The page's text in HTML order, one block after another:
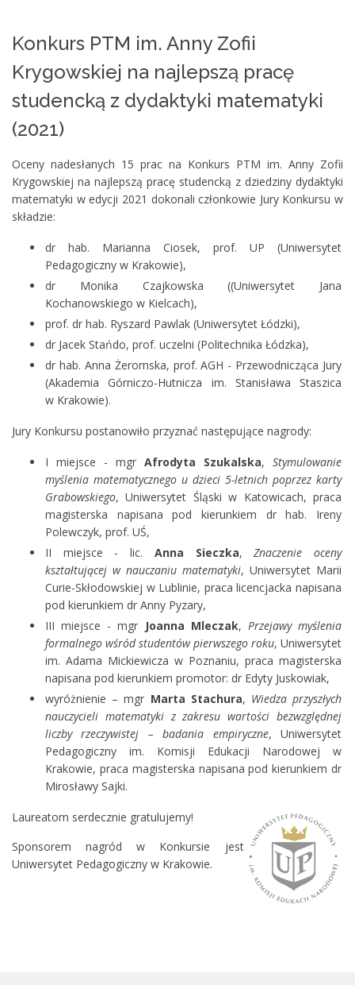
Konkurs PTM im. Anny Zofii
Krygowskiej na najlepszą pracę
studencką z dydaktyki matematyki
(2021)
Oceny nadesłanych 15 prac na Konkurs PTM im. Anny Zofii
Krygowskiej na najlepszą pracę studencką z dziedziny dydaktyki
matematyki w edycji 2021 dokonali członkowie Jury Konkursu w
składzie:
dr hab. Marianna Ciosek, prof. UP (Uniwersytet
Pedagogiczny w Krakowie),
dr Monika Czajkowska ((Uniwersytet Jana
Kochanowskiego w Kielcach),
prof. dr hab. Ryszard Pawlak (Uniwersytet Łódzki),
dr Jacek Stańdo, prof. uczelni (Politechnika Łódzka),
dr hab. Anna Żeromska, prof. AGH - Przewodnicząca Jury
(Akademia Górniczo-Hutnicza im. Stanisława Staszica
w Krakowie).
Jury Konkursu postanowiło przyznać następujące nagrody:
I miejsce - mgr Afrodyta Szukalska, Stymulowanie
myślenia matematycznego u dzieci 5-letnich poprzez karty
Grabowskiego, Uniwersytet Śląski w Katowicach, praca
magisterska napisana pod kierunkiem dr hab. Ireny
Polewczyk, prof. UŚ,
II miejsce - lic. Anna Sieczka,Znaczenie oceny
kształtującej w nauczaniu matematyki, Uniwersytet Marii
Curie-Skłodowskiej w Lublinie, praca licencjacka napisana
pod kierunkiem dr Anny Pyzary,
III miejsce - mgr Joanna Mleczak, Przejawy myślenia
formalnego wśród studentów pierwszego roku, Uniwersytet
im. Adama Mickiewicza w Poznaniu, praca magisterska
napisana pod kierunkiem promotor: dr Edyty Juskowiak,
wyróżnienie – mgr Marta Stachura, Wiedza przyszłych
nauczycieli matematyki z zakresu wartości bezwzględnej
liczby rzeczywistej – badania empiryczne, Uniwersytet
Pedagogiczny im. Komisji Edukacji Narodowej w
Krakowie, praca magisterska napisana pod kierunkiem dr
Mirosławy Sajki.
Laureatom serdecznie gratulujemy!
Sponsorem nagród w Konkursie jest
Uniwersytet Pedagogiczny w Krakowie.